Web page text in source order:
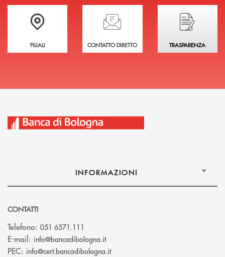
Trova la filiale più vicina a te
FILIALI
Hai bisogno di assistenza immediata?
CONTATTO DIRETTO
Hai bisogno di
TRASPARENZA
INFORMAZIONI
CONTATTI
Telefono: 051 6571.111
E-mail: info@bancadibologna.it(si apre l’app di posta elettronica)
PEC: info@cert.bancadibologna.it(si apre l’app di posta